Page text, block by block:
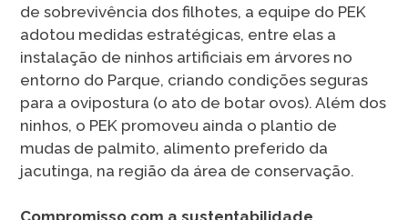
de sobrevivência dos filhotes, a equipe do PEK
adotou medidas estratégicas, entre elas a
instalação de ninhos artificiais em árvores no
entorno do Parque, criando condições seguras
para a ovipostura (o ato de botar ovos). Além dos
ninhos, o PEK promoveu ainda o plantio de
mudas de palmito, alimento preferido da
jacutinga, na região da área de conservação.